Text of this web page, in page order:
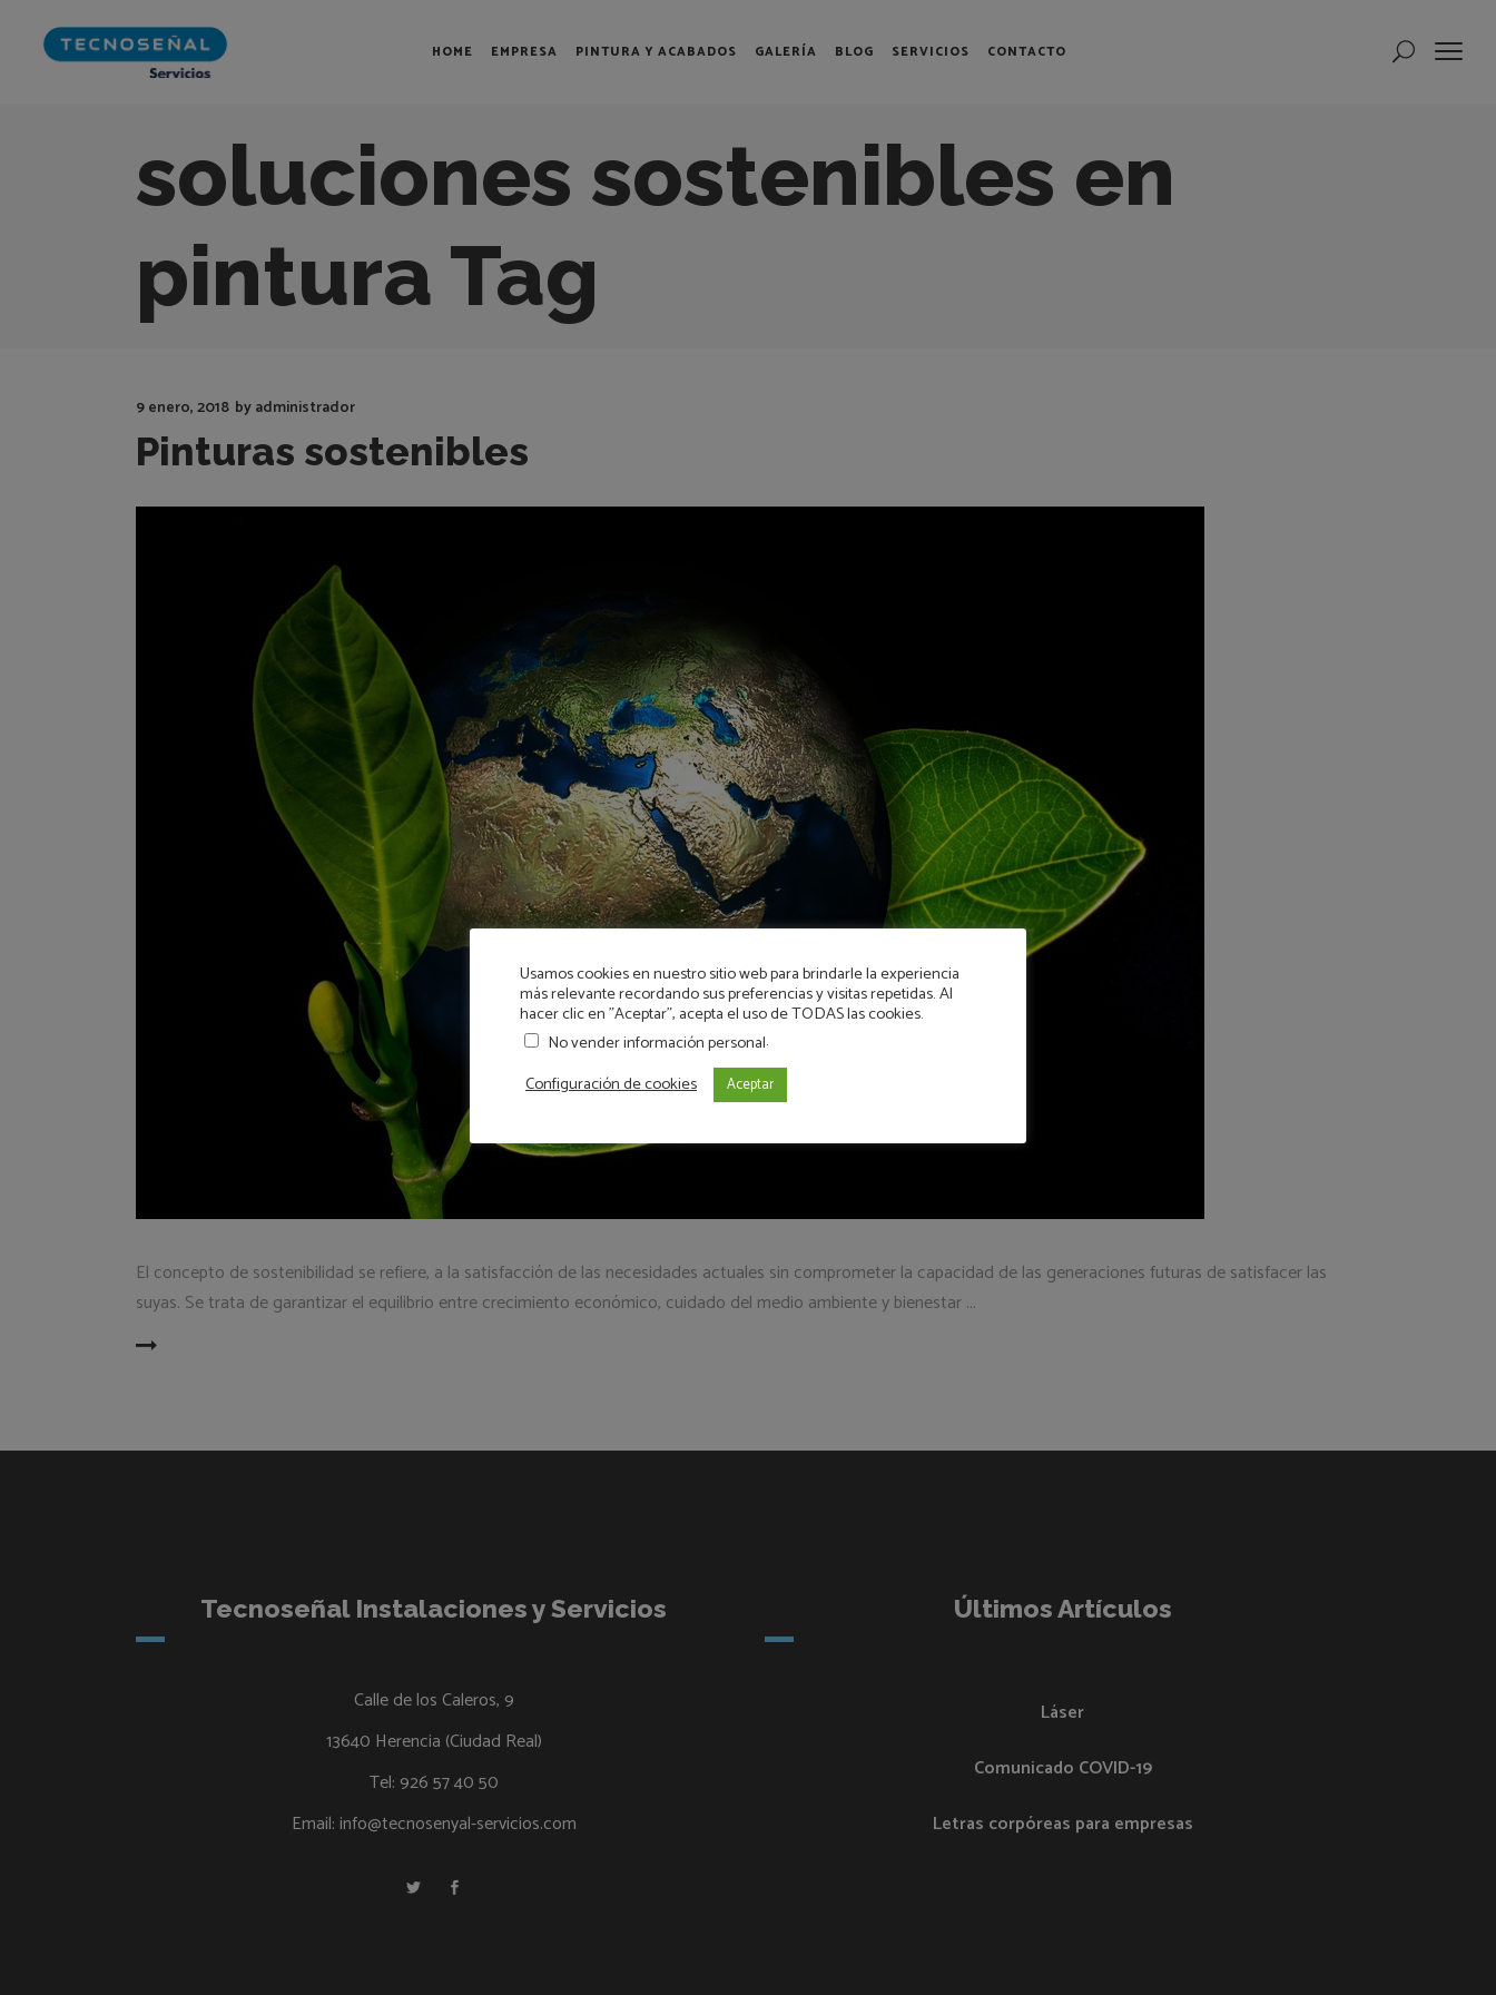
HOME EMPRESA PINTURA Y ACABADOS GALERÍA BLOG SERVICIOS CONTACTO
soluciones sostenibles en
pintura Tag
9 enero, 2018 byadministrador
Pinturas sostenibles
El concepto de sostenibilidad se refiere, a la satisfacción de las necesidades actuales sin comprometer la capacidad de las generaciones futuras de satisfacer las
suyas. Se trata de garantizar el equilibrio entre crecimiento económico, cuidado del medio ambiente y bienestar
Tecnoseñal Instalaciones y Servicios
Calle de los Caleros, 9
13640 Herencia (Ciudad Real)
Tel: 926 57 40 50
Email: info@tecnosenyal-servicios.com
Últimos Artículos
Láser
Comunicado COVID-19
Letras corpóreas para empresas
Usamos cookies en nuestro sitio web para brindarle la experiencia
más relevante recordando sus preferencias y visitas repetidas. Al
hacer clic en "Aceptar", acepta el uso de TODAS las cookies.
No vender información personal.
Configuración de cookies
Aceptar